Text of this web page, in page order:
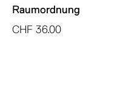
Raumordnung
CHF 36.00